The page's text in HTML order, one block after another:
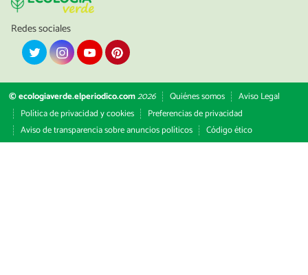
Redes sociales
© ecologiaverde.elperiodico.com2026 Quiénes somos
Aviso Legal
Política de privacidad y cookies
Preferencias de privacidad
Aviso de transparencia sobre anuncios políticos
Código ético